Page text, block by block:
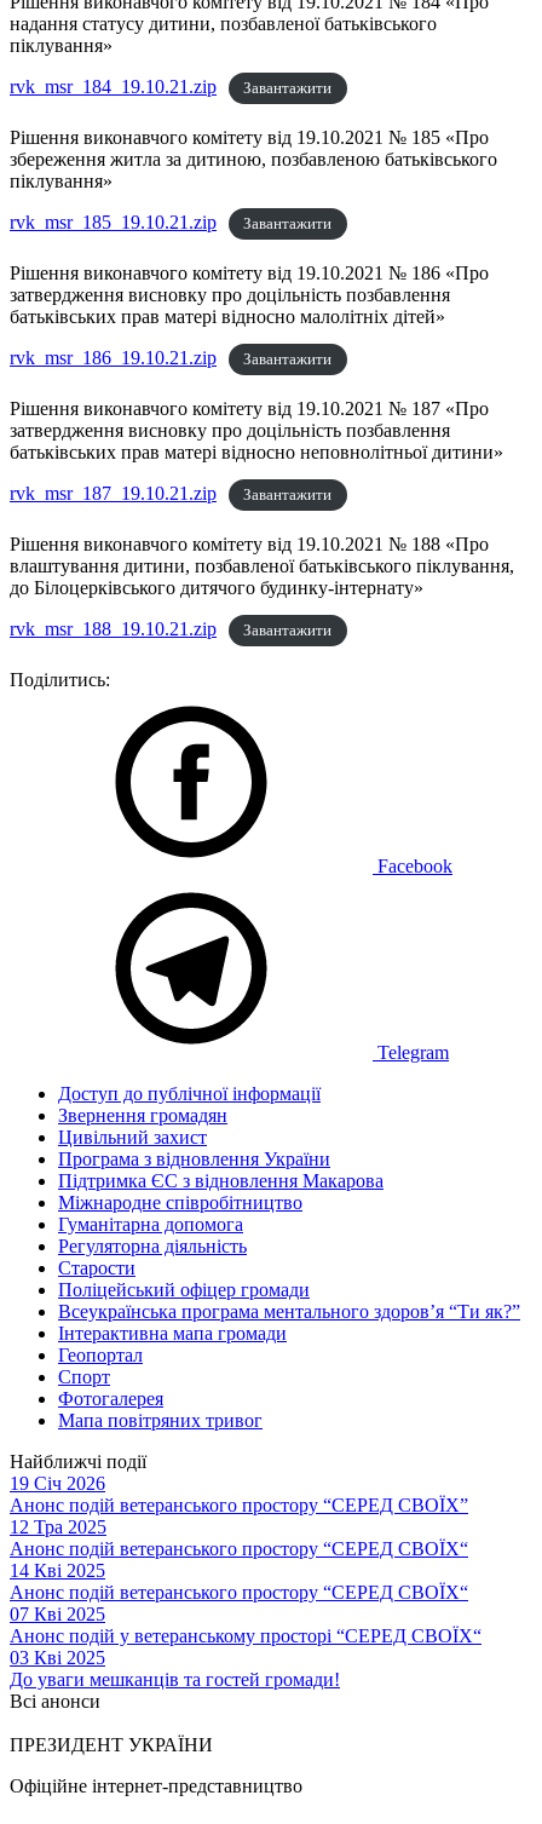
надання статусу дитини, позбавленої батьківського
піклування»
rvk_msr_184_19.10.21.zip
Завантажити
Рішення виконавчого комітету від 19.10.2021 № 185 «Про
збереження житла за дитиною, позбавленою батьківського
піклування»
rvk_msr_185_19.10.21.zip
Завантажити
Рішення виконавчого комітету від 19.10.2021 № 186 «Про
затвердження висновку про доцільність позбавлення
батьківських прав матері відносно малолітніх дітей»
rvk_msr_186_19.10.21.zip
Завантажити
Рішення виконавчого комітету від 19.10.2021 № 187 «Про
затвердження висновку про доцільність позбавлення
батьківських прав матері відносно неповнолітньої дитини»
rvk_msr_187_19.10.21.zip
Завантажити
Рішення виконавчого комітету від 19.10.2021 № 188 «Про
влаштування дитини, позбавленої батьківського піклування,
до Білоцерківського дитячого будинку-інтернату»
rvk_msr_188_19.10.21.zip
Завантажити
Поділитись:
Facebook
Telegram
Доступ до публічної інформації
Звернення громадян
Цивільний захист
Програма з відновлення України
Підтримка ЄС з відновлення Макарова
Міжнародне співробітництво
Гуманітарна допомога
Регуляторна діяльність
Старости
Поліцейський офіцер громади
Всеукраїнська програма ментального здоров’я “Ти як?”
Інтерактивна мапа громади
Геопортал
Спорт
Фотогалерея
Мапа повітряних тривог
Найближчі події
19 Січ 2026
Анонс подій ветеранського простору “СЕРЕД СВОЇХ”
12 Тра 2025
Анонс подій ветеранського простору “СЕРЕД СВОЇХ“
14 Кві 2025
Анонс подій ветеранського простору “СЕРЕД СВОЇХ“
07 Кві 2025
Анонс подій у ветеранському просторі “СЕРЕД СВОЇХ“
03 Кві 2025
До уваги мешканців та гостей громади!
Всі анонси
ПРЕЗИДЕНТ УКРАЇНИ
Офіційне інтернет-представництво